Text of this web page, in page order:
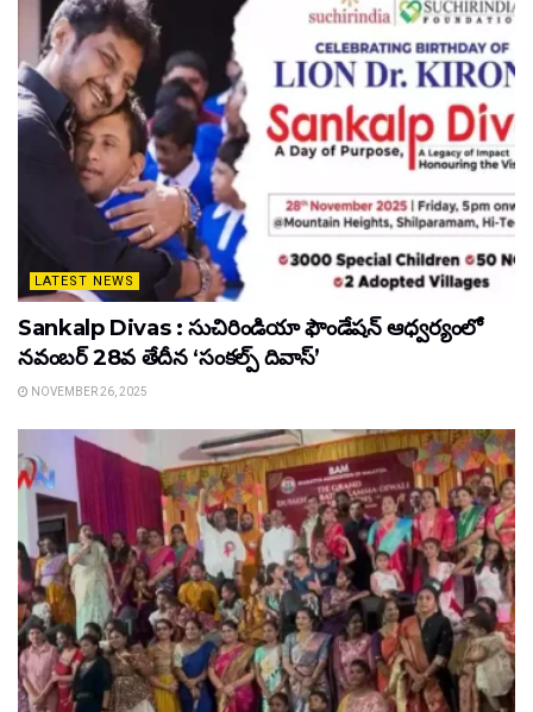
LATEST NEWS
Sankalp Divas : సుచిరిండియా ఫౌండేషన్ ఆధ్వర్యంలో
నవంబర్ 28వ తేదీన ‘సంకల్ప్ దివాస్’
NOVEMBER 26, 2025